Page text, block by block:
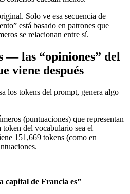
Solo ve esa secuencia de
está basado en patrones que
se relacionan entre sí.
— las “opiniones” del
viene después
los tokens del prompt, genera algo
(puntuaciones) que representan
token del vocabulario sea el
151,669 tokens (como en
capital de Francia es”